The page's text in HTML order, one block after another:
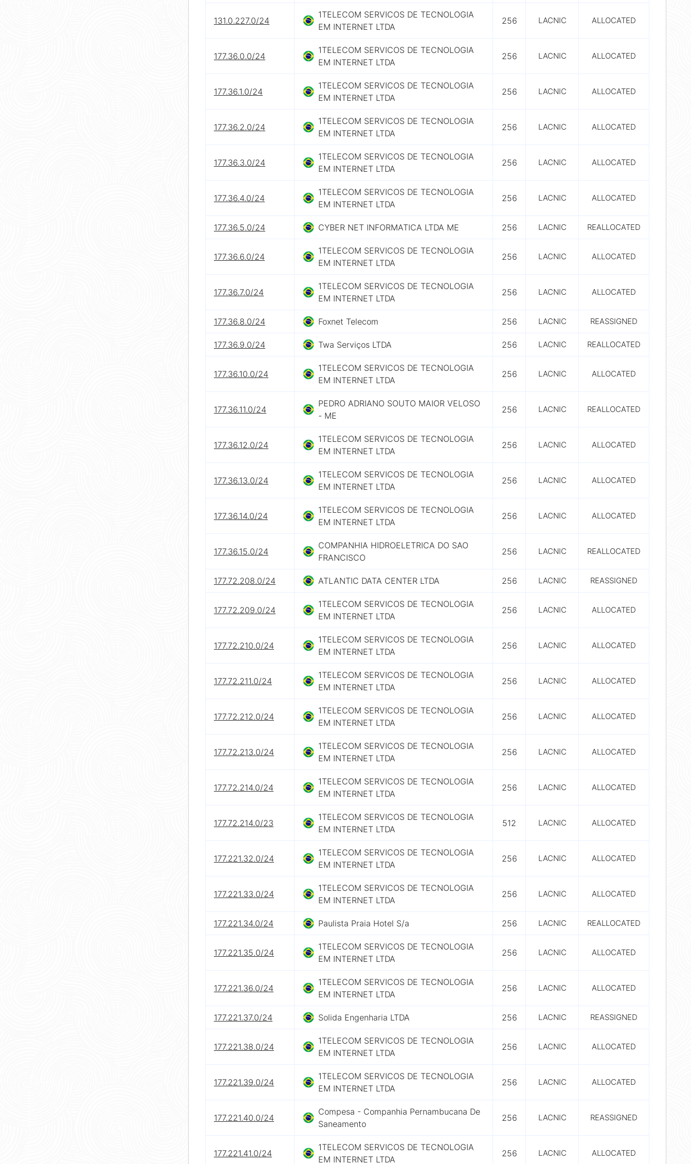
131.0.227.0/24
1TELECOM SERVICOS DE TECNOLOGIA
EM INTERNET LTDA
256 LACNIC ALLOCATED
177.36.0.0/24
1TELECOM SERVICOS DE TECNOLOGIA
EM INTERNET LTDA
256 LACNIC ALLOCATED
177.36.1.0/24
1TELECOM SERVICOS DE TECNOLOGIA
EM INTERNET LTDA
256 LACNIC ALLOCATED
177.36.2.0/24
1TELECOM SERVICOS DE TECNOLOGIA
EM INTERNET LTDA
256 LACNIC ALLOCATED
177.36.3.0/24
1TELECOM SERVICOS DE TECNOLOGIA
EM INTERNET LTDA
256 LACNIC ALLOCATED
177.36.4.0/24
1TELECOM SERVICOS DE TECNOLOGIA
EM INTERNET LTDA
256 LACNIC ALLOCATED
177.36.5.0/24 CYBER NET INFORMATICA LTDA ME 256 LACNIC REALLOCATED
177.36.6.0/24
1TELECOM SERVICOS DE TECNOLOGIA
EM INTERNET LTDA
256 LACNIC ALLOCATED
177.36.7.0/24
1TELECOM SERVICOS DE TECNOLOGIA
EM INTERNET LTDA
256 LACNIC ALLOCATED
177.36.8.0/24 Foxnet Telecom 256 LACNIC REASSIGNED
177.36.9.0/24 Twa Serviços LTDA 256 LACNIC REALLOCATED
177.36.10.0/24
1TELECOM SERVICOS DE TECNOLOGIA
EM INTERNET LTDA
256 LACNIC ALLOCATED
177.36.11.0/24
PEDRO ADRIANO SOUTO MAIOR VELOSO
- ME
256 LACNIC REALLOCATED
177.36.12.0/24
1TELECOM SERVICOS DE TECNOLOGIA
EM INTERNET LTDA
256 LACNIC ALLOCATED
177.36.13.0/24
1TELECOM SERVICOS DE TECNOLOGIA
EM INTERNET LTDA
256 LACNIC ALLOCATED
177.36.14.0/24
1TELECOM SERVICOS DE TECNOLOGIA
EM INTERNET LTDA
256 LACNIC ALLOCATED
177.36.15.0/24
COMPANHIA HIDROELETRICA DO SAO
FRANCISCO
256 LACNIC REALLOCATED
177.72.208.0/24 ATLANTIC DATA CENTER LTDA 256 LACNIC REASSIGNED
177.72.209.0/24
1TELECOM SERVICOS DE TECNOLOGIA
EM INTERNET LTDA
256 LACNIC ALLOCATED
177.72.210.0/24
1TELECOM SERVICOS DE TECNOLOGIA
EM INTERNET LTDA
256 LACNIC ALLOCATED
177.72.211.0/24
1TELECOM SERVICOS DE TECNOLOGIA
EM INTERNET LTDA
256 LACNIC ALLOCATED
177.72.212.0/24
1TELECOM SERVICOS DE TECNOLOGIA
EM INTERNET LTDA
256 LACNIC ALLOCATED
177.72.213.0/24
1TELECOM SERVICOS DE TECNOLOGIA
EM INTERNET LTDA
256 LACNIC ALLOCATED
177.72.214.0/24
1TELECOM SERVICOS DE TECNOLOGIA
EM INTERNET LTDA
256 LACNIC ALLOCATED
177.72.214.0/23
1TELECOM SERVICOS DE TECNOLOGIA
EM INTERNET LTDA
512 LACNIC ALLOCATED
177.221.32.0/24
1TELECOM SERVICOS DE TECNOLOGIA
EM INTERNET LTDA
256 LACNIC ALLOCATED
177.221.33.0/24
1TELECOM SERVICOS DE TECNOLOGIA
EM INTERNET LTDA
256 LACNIC ALLOCATED
177.221.34.0/24 Paulista Praia Hotel S/a 256 LACNIC REALLOCATED
177.221.35.0/24
1TELECOM SERVICOS DE TECNOLOGIA
EM INTERNET LTDA
256 LACNIC ALLOCATED
177.221.36.0/24
1TELECOM SERVICOS DE TECNOLOGIA
EM INTERNET LTDA
256 LACNIC ALLOCATED
177.221.37.0/24 Solida Engenharia LTDA 256 LACNIC REASSIGNED
177.221.38.0/24
1TELECOM SERVICOS DE TECNOLOGIA
EM INTERNET LTDA
256 LACNIC ALLOCATED
177.221.39.0/24
1TELECOM SERVICOS DE TECNOLOGIA
EM INTERNET LTDA
256 LACNIC ALLOCATED
177.221.40.0/24
Compesa - Companhia Pernambucana De
Saneamento
256 LACNIC REASSIGNED
177.221.41.0/24
1TELECOM SERVICOS DE TECNOLOGIA
EM INTERNET LTDA
256 LACNIC ALLOCATED